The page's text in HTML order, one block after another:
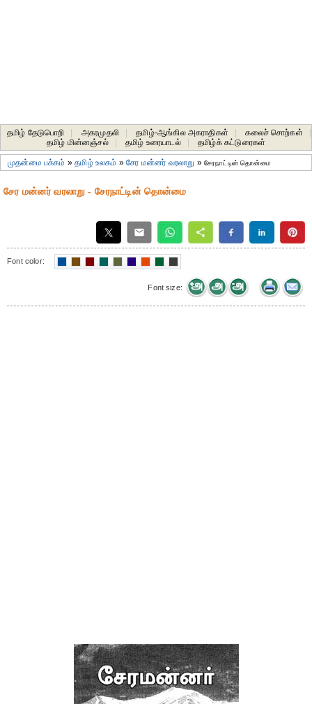
தமிழ் தேடுபொறி அகரமுதலி தமிழ்-ஆங்கில அகராதிகள் கலைச் சொற்கள்
தமிழ் மின்னஞ்சல்
தமிழ் உரையாடல் தமிழ்க் கட்டுரைகள்
முதன்மை பக்கம் »தமிழ் உலகம் »சேர மன்னர் வரலாறு » சேரநாட்டின் தொன்மை
சேர மன்னர் வரலாறு - சேரநாட்டின் தொன்மை
Font color:
Font size: